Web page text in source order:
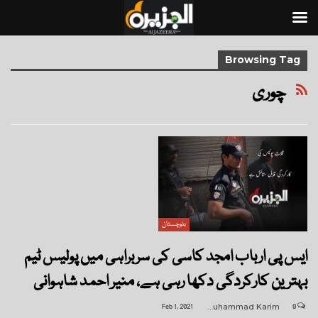
Browsing Tag
چوری
بلوچستان
ایس پی ارباب امجد کاسی کی سربراہی میں پولیس ٹیم
بہترین کارکردگی دکھا رہی ہے، منیر احمد شاہوانی
Muhammad Karim
Feb 1, 2021